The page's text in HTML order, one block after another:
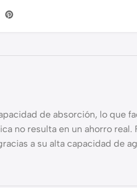
de absorción, lo que
no resulta en un ahorro
a su alta capacidad de